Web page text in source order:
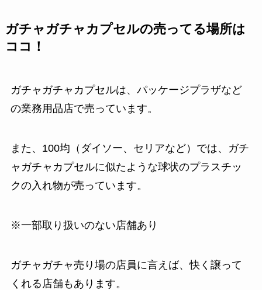
ガチャガチャカプセルの売ってる場所は
ココ！
ガチャガチャカプセルは、パッケージプラザなど
の業務用品店で売っています。
また、100均（ダイソー、セリアなど）では、ガチ
ャガチャカプセルに似たような球状のプラスチッ
クの入れ物が売っています。
※一部取り扱いのない店舗あり
ガチャガチャ売り場の店員に言えば、快く譲って
くれる店舗もあります。